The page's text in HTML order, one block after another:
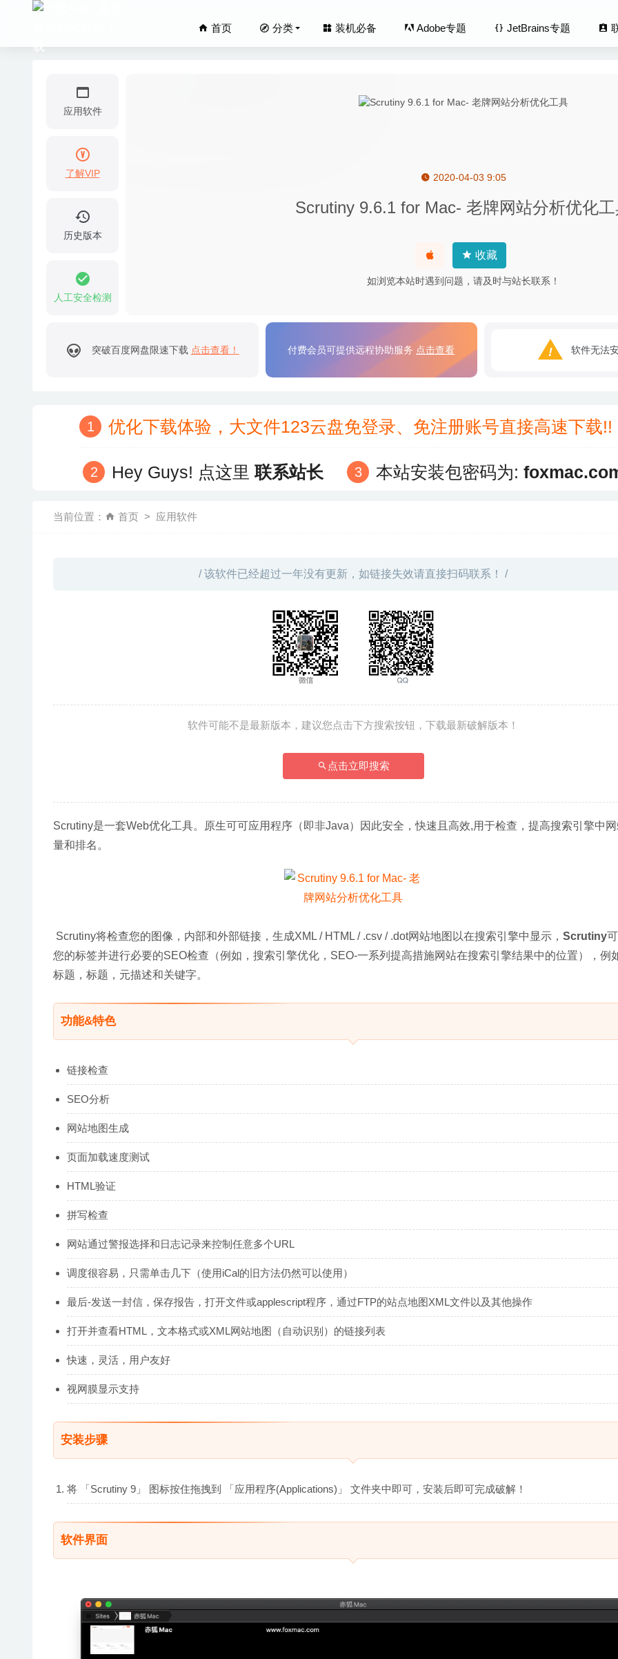
首页 分类 装机必备 Adobe专题 JetBrains专题
应用软件
了解VIP
历史版本
人工安全检测
2020-04-03 9:05
Scrutiny 9.6.1 for Mac- 老牌网站分析优化
收藏
如浏览本站时遇到问题，请及时与站长联系！
突破百度网盘限速下载 点击查看！ 付费会员可提供远程协助服务 点击查看 软件无法
优化下载体验，大文件123云盘免登录、免注册账号直接高速下
Hey Guys! 点这里联系站长 本站安装包密码为:
当前位置： 首页 应用软件
/ 该软件已经超过一年没有更新，如链接失效请直接扫码联系！ /
软件可能不是最新版本，建议您点击下方搜索按钮，下载最新破解版本！
点击立即搜索
Scrutiny是一套Web优化工具。原生可可应用程序（即非Java）因此安全，快速且高效,用于检查，提高搜索引擎中
量和排名。
Scrutiny将检查您的图像，内部和外部链接，生成XML / HTML / .csv / .dot网站地图以在搜索引擎中显示， Scrutiny
您的标签并进行必要的SEO检查（例如，搜索引擎优化，SEO-一系列提高措施网站在搜索引擎结果中的位置），例
标题，标题，元描述和关键字。
功能&特色
链接检查
SEO分析
网站地图生成
页面加载速度测试
HTML验证
拼写检查
网站通过警报选择和日志记录来控制任意多个URL
调度很容易，只需单击几下（使用iCal的旧方法仍然可以使用）
最后-发送一封信，保存报告，打开文件或applescript程序，通过FTP的站点地图XML文件以及其他操作
打开并查看HTML，文本格式或XML网站地图（自动识别）的链接列表
快速，灵活，用户友好
视网膜显示支持
安装步骤
将 「Scrutiny 9」 图标按住拖拽到 「应用程序(Applications)」 文件夹中即可，安装后即可完成破解！
软件界面
Typora 0.9.9.35 中文版-非常简洁的markdown编辑器 2020-08-29
PullTube 1.5.0 中文版-非常好用的高颜值Youtube视频下载器
Chatology 1.2.4 for Mac破解版–Messages短信与iChat聊天记录查看器